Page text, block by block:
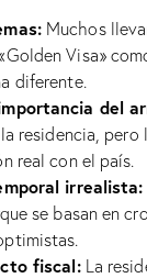
Muchos
Visa»
diferente.
del
residencia, pero
real con el país.
irrealista:
se basan en
fiscal:La